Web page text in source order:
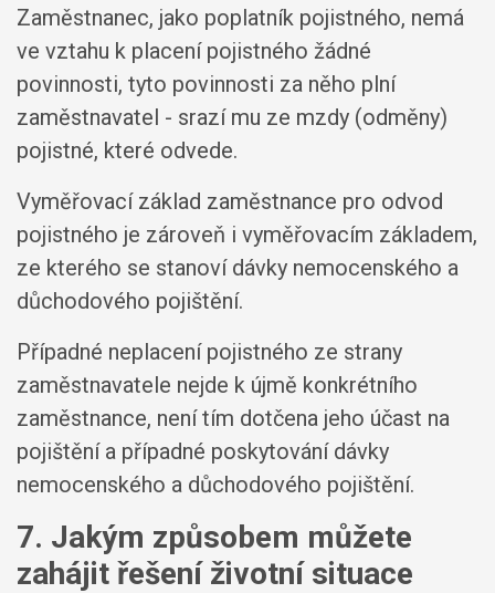
Zaměstnanec, jako poplatník pojistného, nemá
ve vztahu k placení pojistného žádné
povinnosti, tyto povinnosti za něho plní
zaměstnavatel - srazí mu ze mzdy (odměny)
pojistné, které odvede.
Vyměřovací základ zaměstnance pro odvod
pojistného je zároveň i vyměřovacím základem,
ze kterého se stanoví dávky nemocenského a
důchodového pojištění.
Případné neplacení pojistného ze strany
zaměstnavatele nejde k újmě konkrétního
zaměstnance, není tím dotčena jeho účast na
pojištění a případné poskytování dávky
nemocenského a důchodového pojištění.
7. Jakým způsobem můžete
zahájit řešení životní situace